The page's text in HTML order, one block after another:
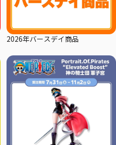
2026年バースデイ商品